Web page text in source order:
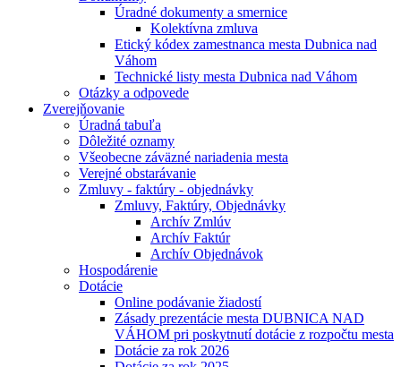
Úradné dokumenty a smernice
Kolektívna zmluva
Etický kódex zamestnanca mesta Dubnica nad
Váhom
Technické listy mesta Dubnica nad Váhom
Otázky a odpovede
Zverejňovanie
Úradná tabuľa
Dôležité oznamy
Všeobecne záväzné nariadenia mesta
Verejné obstarávanie
Zmluvy - faktúry - objednávky
Zmluvy, Faktúry, Objednávky
Archív Zmlúv
Archív Faktúr
Archív Objednávok
Hospodárenie
Dotácie
Online podávanie žiadostí
Zásady prezentácie mesta DUBNICA NAD
VÁHOM pri poskytnutí dotácie z rozpočtu mesta
Dotácie za rok 2026